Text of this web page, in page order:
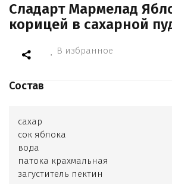
Сладарт Мармелад
корицей в сахарной
В избранное
Состав
сахар
сок яблока
вода
патока крахмальная
загуститель пектин